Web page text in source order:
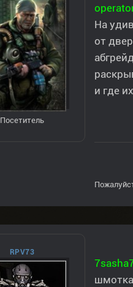
Посетитель
На
от
и где
RPV73